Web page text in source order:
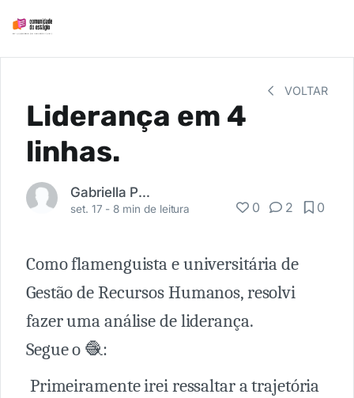
VOLTAR
Liderança em 4
linhas.
Gabriella Pottes
set. 17 - 8 min de leitura 0 2 0
Como flamenguista e universitária de
Gestão de Recursos Humanos, resolvi
fazer uma análise de liderança.
Segue o 🧶:
Primeiramente irei ressaltar a trajetória